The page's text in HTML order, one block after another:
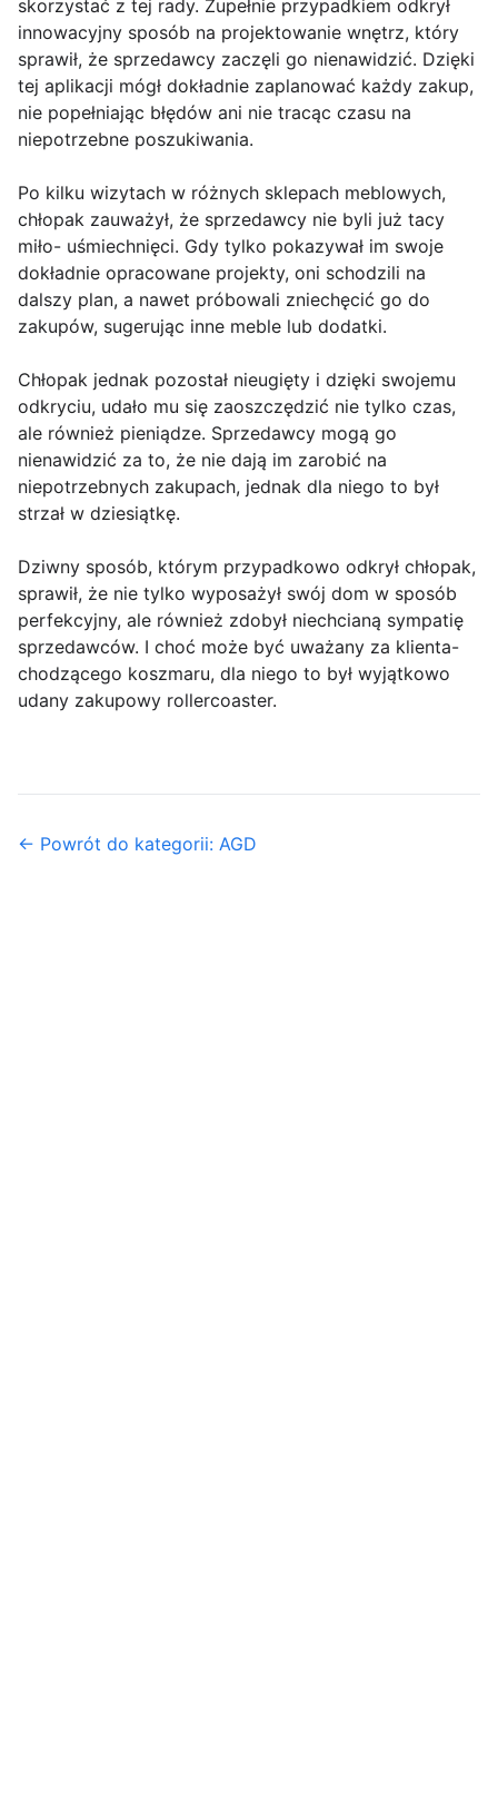
skorzystać z tej rady. Zupełnie przypadkiem odkrył
innowacyjny sposób na projektowanie wnętrz, który
sprawił, że sprzedawcy zaczęli go nienawidzić. Dzięki
tej aplikacji mógł dokładnie zaplanować każdy zakup,
nie popełniając błędów ani nie tracąc czasu na
niepotrzebne poszukiwania.
Po kilku wizytach w różnych sklepach meblowych,
chłopak zauważył, że sprzedawcy nie byli już tacy
miło- uśmiechnięci. Gdy tylko pokazywał im swoje
dokładnie opracowane projekty, oni schodzili na
dalszy plan, a nawet próbowali zniechęcić go do
zakupów, sugerując inne meble lub dodatki.
Chłopak jednak pozostał nieugięty i dzięki swojemu
odkryciu, udało mu się zaoszczędzić nie tylko czas,
ale również pieniądze. Sprzedawcy mogą go
nienawidzić za to, że nie dają im zarobić na
niepotrzebnych zakupach, jednak dla niego to był
strzał w dziesiątkę.
Dziwny sposób, którym przypadkowo odkrył chłopak,
sprawił, że nie tylko wyposażył swój dom w sposób
perfekcyjny, ale również zdobył niechcianą sympatię
sprzedawców. I choć może być uważany za klienta-
chodzącego koszmaru, dla niego to był wyjątkowo
udany zakupowy rollercoaster.
← Powrót do kategorii: AGD